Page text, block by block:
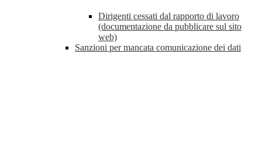
Dirigenti cessati dal rapporto di lavoro
(documentazione da pubblicare sul sito
web)
Sanzioni per mancata comunicazione dei dati